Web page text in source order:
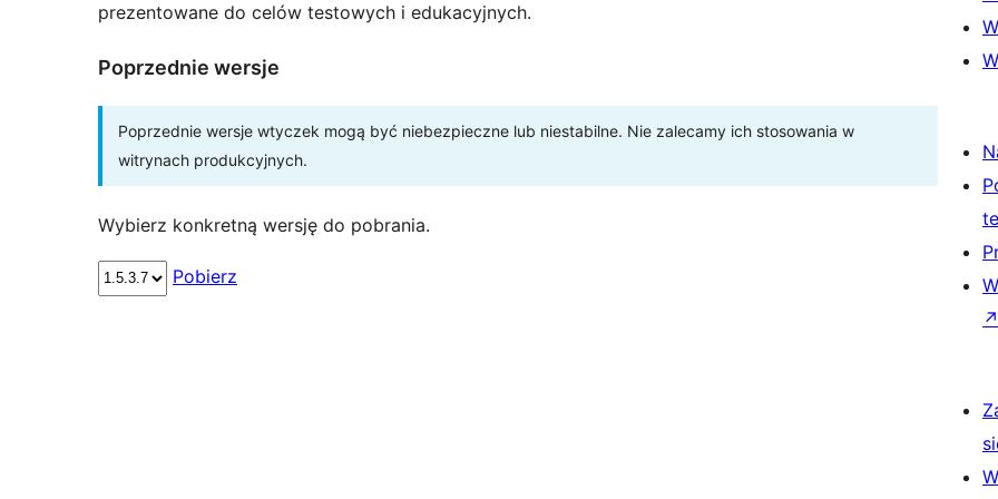
prezentowane do celów testowych i edukacyjnych.
Poprzednie wersje
Poprzednie wersje wtyczek mogą być niebezpieczne lub niestabilne. Nie zalecamy ich stosowania w
witrynach produkcyjnych.
Wybierz konkretną wersję do pobrania.
Pobierz
↗